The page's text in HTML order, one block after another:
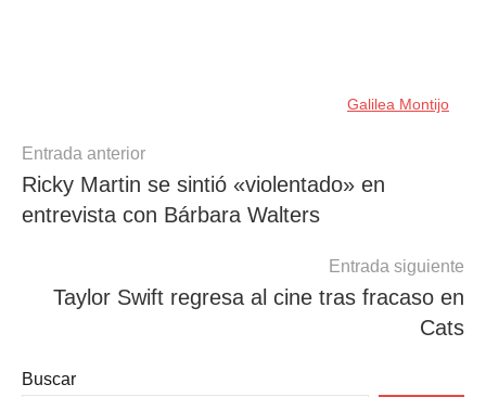
Galilea Montijo
Navegación
de
entradas
Entrada anterior
Ricky Martin se sintió «violentado» en
entrevista con Bárbara Walters
Entrada siguiente
Taylor Swift regresa al cine tras fracaso en
Cats
Buscar